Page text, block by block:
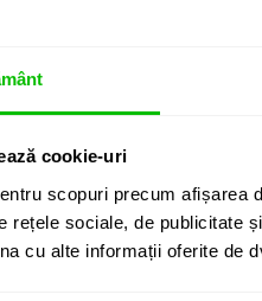
cookie-uri
scopuri precum afișarea
rețele sociale, de publicitate
cu alte informații oferite de
C
C